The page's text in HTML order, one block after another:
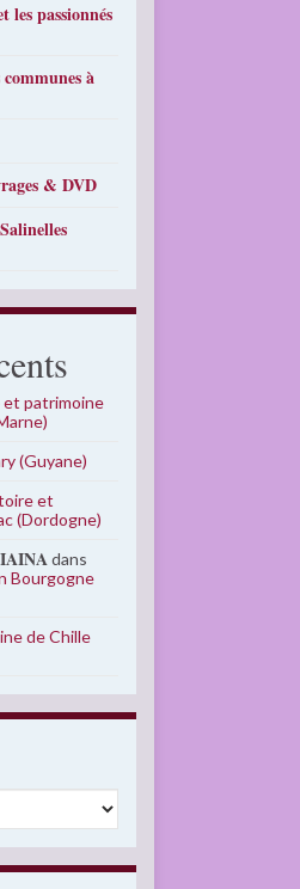
les passionnés
à
& DVD
patrimoine
(Guyane)
et
(Dordogne)
dans
Bourgogne
de Chille